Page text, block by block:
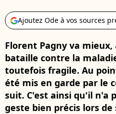
Ajoutez Ode à vos sources
Florent Pagny va
bataille contre la
toutefois fragile. Au
été mis en garde par le
suit. C'est ainsi qu'il n'a
geste bien précis lors de